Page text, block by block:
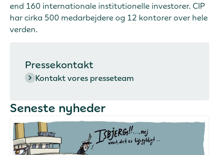
end 160 internationale institutionelle investorer. CIP
har cirka 500 medarbejdere og 12 kontorer over hele
verden.
Pressekontakt
Kontakt vores presseteam
Seneste nyheder